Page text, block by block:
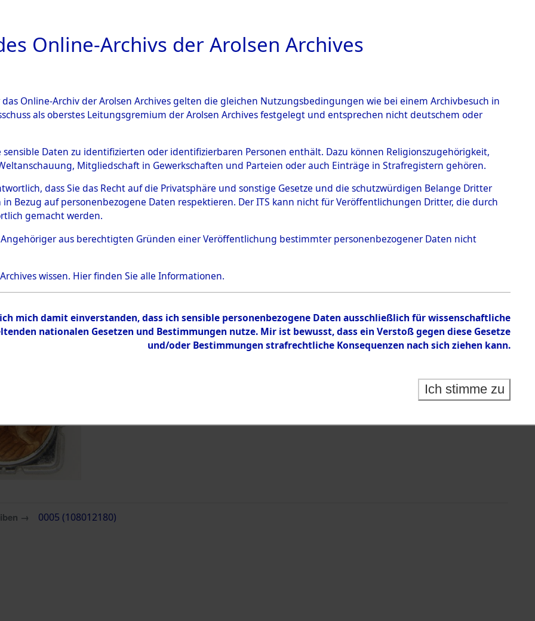
ARCHIVALE ÜBERSICHT BILD
0005 (108012180)
Person PFLUG, JOANNES
Bestand
→ 0005 (108012180)
Online-Archivs der Arolsen Archives
Online-Archiv der Arolsen Archives gelten die gleichen Nutzungsbedingungen wie bei einem Archivbesuch in
als oberstes Leitungsgremium der Arolsen Archives festgelegt und entsprechen nicht deutschem oder
sensible Daten zu identifizierten oder identifizierbaren Personen enthält. Dazu können Religionszugehörigkeit,
Mitgliedschaft in Gewerkschaften und Parteien oder auch Einträge in Strafregistern gehören.
dass Sie das Recht auf die Privatsphäre und sonstige Gesetze und die schutzwürdigen Belange Dritter
Bezug auf personenbezogene Daten respektieren. Der ITS kann nicht für Veröffentlichungen Dritter, die durch
gemacht werden.
Angehöriger aus berechtigten Gründen einer Veröffentlichung bestimmter personenbezogener Daten nicht
wissen. Hierfinden Sie alle Informationen.
mich damit einverstanden, dass ich sensible personenbezogene Daten ausschließlich für wissenschaftliche
nationalen Gesetzen und Bestimmungen nutze. Mir ist bewusst, dass ein Verstoß gegen diese Gesetze
und/oder Bestimmungen strafrechtliche Konsequenzen nach sich ziehen kann.
Ich stimme zu